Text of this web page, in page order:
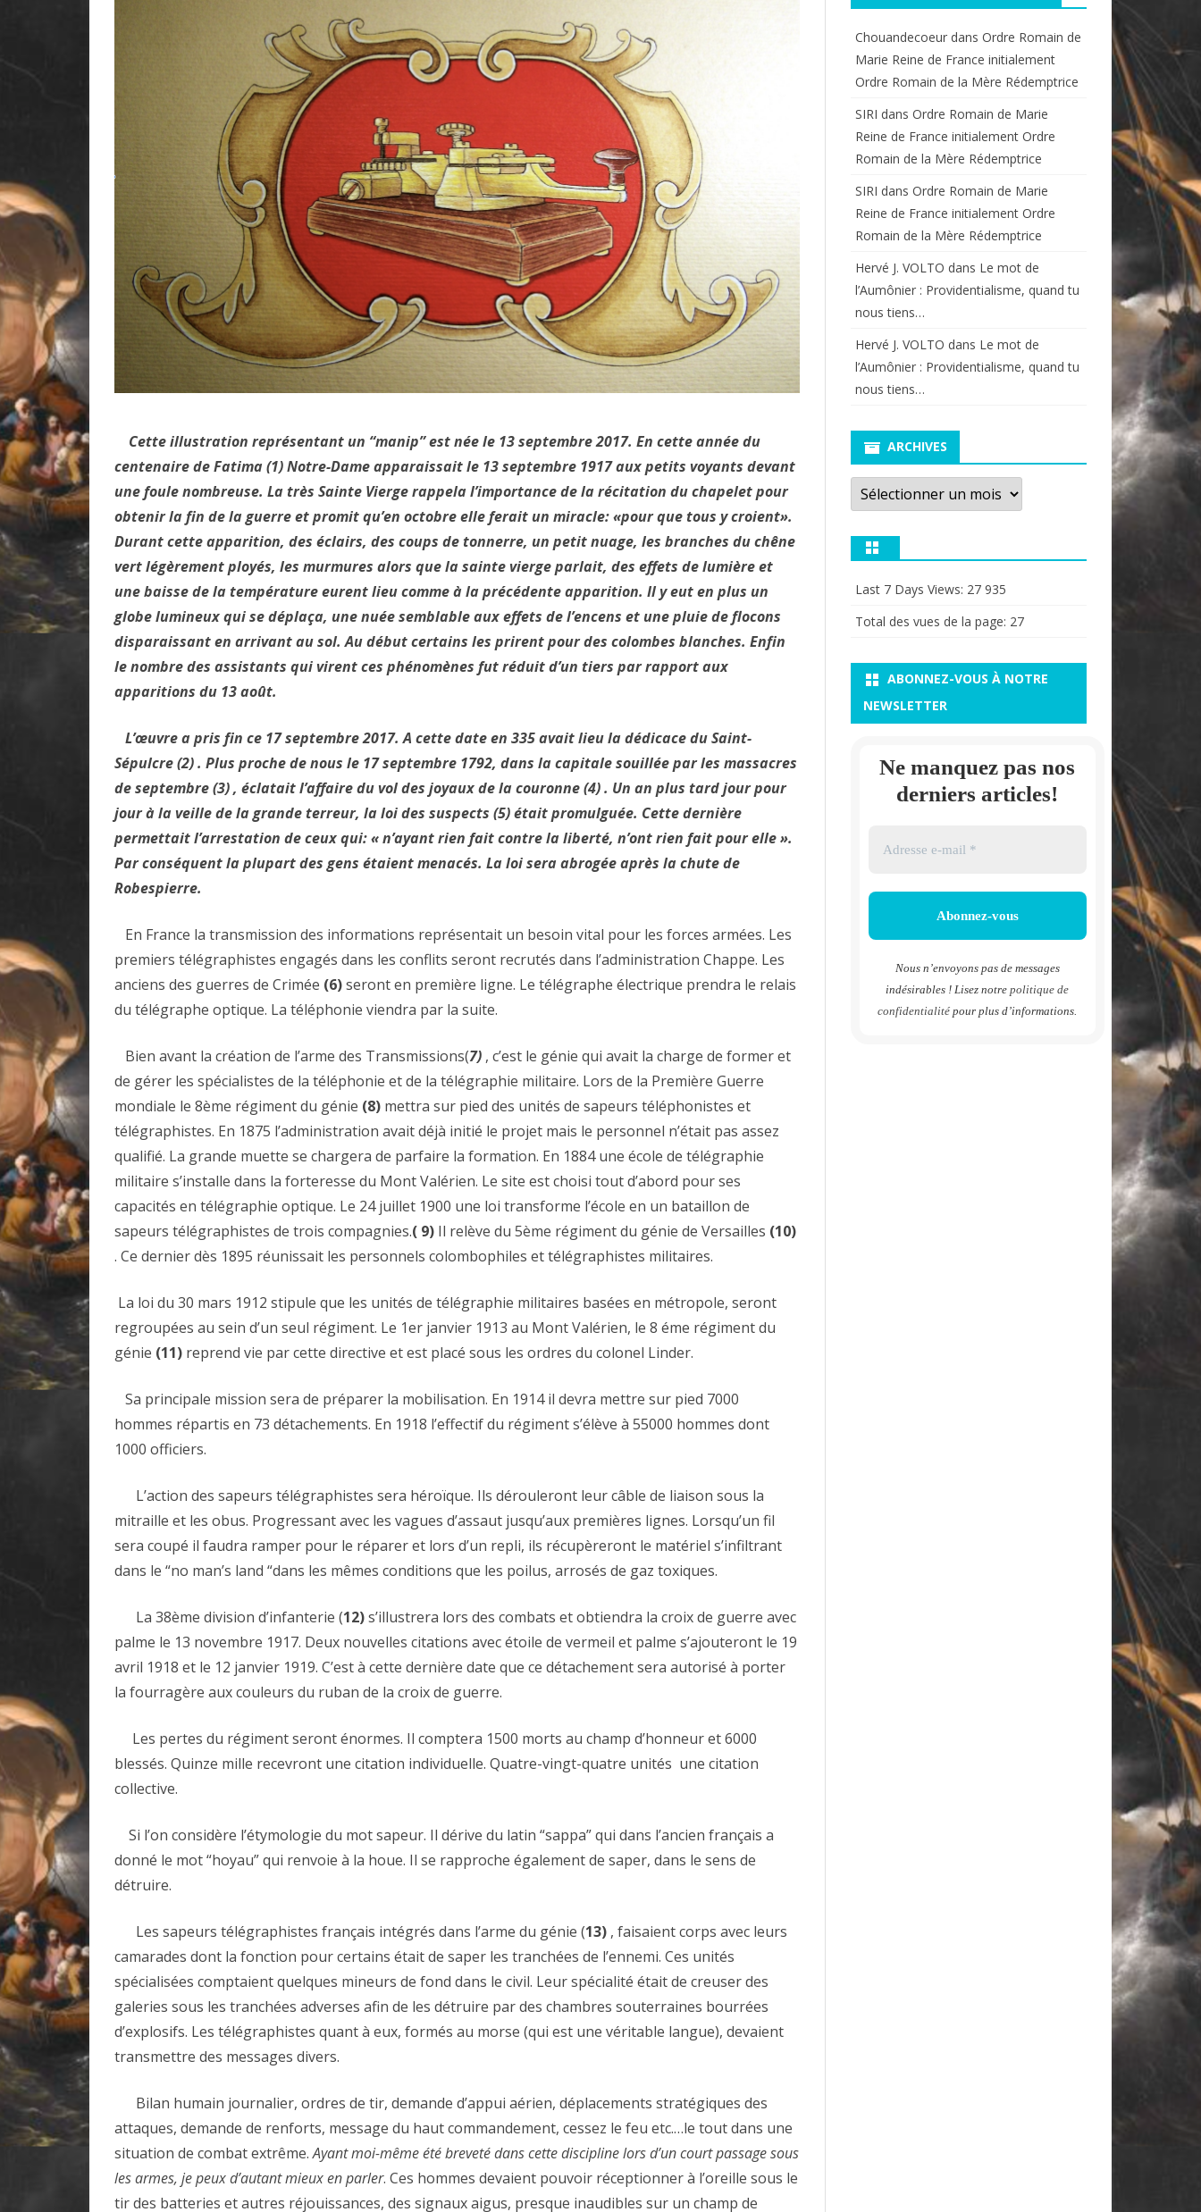
sapeurs
du
Cette illustration représentant un “manip” est née le 13 septembre 2017. En cette année du
centenaire de Fatima (1) Notre-Dame apparaissait le 13 septembre 1917 aux petits voyants devant
une foule nombreuse. La très Sainte Vierge rappela l’importance de la récitation du chapelet pour
obtenir la fin de la guerre et promit qu’en octobre elle ferait un miracle: «pour que tous y croient».
Durant cette apparition, des éclairs, des coups de tonnerre, un petit nuage, les branches du chêne
vert légèrement ployés, les murmures alors que la sainte vierge parlait, des effets de lumière et
une baisse de la température eurent lieu comme à la précédente apparition. Il y eut en plus un
globe lumineux qui se déplaça, une nuée semblable aux effets de l’encens et une pluie de flocons
disparaissant en arrivant au sol. Au début certains les prirent pour des colombes blanches. Enfin
le nombre des assistants qui virent ces phénomènes fut réduit d’un tiers par rapport aux
apparitions du 13 août.
L’œuvre a pris fin ce 17 septembre 2017. A cette date en 335 avait lieu la dédicace du Saint-
Sépulcre (2) . Plus proche de nous le 17 septembre 1792, dans la capitale souillée par les massacres
de septembre (3) , éclatait l’affaire du vol des joyaux de la couronne (4) . Un an plus tard jour pour
jour à la veille de la grande terreur, la loi des suspects (5) était promulguée. Cette dernière
permettait l’arrestation de ceux qui: « n’ayant rien fait contre la liberté, n’ont rien fait pour elle ».
Par conséquent la plupart des gens étaient menacés. La loi sera abrogée après la chute de
Robespierre.
En France la transmission des informations représentait un besoin vital pour les forces armées. Les
premiers télégraphistes engagés dans les conflits seront recrutés dans l’administration Chappe. Les
anciens des guerres de Crimée (6)seront en première ligne. Le télégraphe électrique prendra le relais
du télégraphe optique. La téléphonie viendra par la suite.
Bien avant la création de l’arme des Transmissions(7) , c’est le génie qui avait la charge de former et
de gérer les spécialistes de la téléphonie et de la télégraphie militaire. Lors de la Première Guerre
mondiale le 8ème régiment du génie (8) mettra sur pied des unités de sapeurs téléphonistes et
télégraphistes. En 1875 l’administration avait déjà initié le projet mais le personnel n’était pas assez
qualifié. La grande muette se chargera de parfaire la formation. En 1884 une école de télégraphie
militaire s’installe dans la forteresse du Mont Valérien. Le site est choisi tout d’abord pour ses
capacités en télégraphie optique. Le 24 juillet 1900 une loi transforme l’école en un bataillon de
sapeurs télégraphistes de trois compagnies.( 9) Il relève du 5ème régiment du génie de Versailles (10)
. Ce dernier dès 1895 réunissait les personnels colombophiles et télégraphistes militaires.
La loi du 30 mars 1912 stipule que les unités de télégraphie militaires basées en métropole, seront
regroupées au sein d’un seul régiment. Le 1er janvier 1913 au Mont Valérien, le 8 éme régiment du
génie (11) reprend vie par cette directive et est placé sous les ordres du colonel Linder.
Sa principale mission sera de préparer la mobilisation. En 1914 il devra mettre sur pied 7000
hommes répartis en 73 détachements. En 1918 l’effectif du régiment s’élève à 55000 hommes dont
1000 officiers.
L’action des sapeurs télégraphistes sera héroïque. Ils dérouleront leur câble de liaison sous la
mitraille et les obus. Progressant avec les vagues d’assaut jusqu’aux premières lignes. Lorsqu’un fil
sera coupé il faudra ramper pour le réparer et lors d’un repli, ils récupèreront le matériel s’infiltrant
dans le “no man’s land “dans les mêmes conditions que les poilus, arrosés de gaz toxiques.
La 38ème division d’infanterie (12)s’illustrera lors des combats et obtiendra la croix de guerre avec
palme le 13 novembre 1917. Deux nouvelles citations avec étoile de vermeil et palme s’ajouteront le 19
avril 1918 et le 12 janvier 1919. C’est à cette dernière date que ce détachement sera autorisé à porter
la fourragère aux couleurs du ruban de la croix de guerre.
Les pertes du régiment seront énormes. Il comptera 1500 morts au champ d’honneur et 6000
blessés. Quinze mille recevront une citation individuelle. Quatre-vingt-quatre unités une citation
collective.
Si l’on considère l’étymologie du mot sapeur. Il dérive du latin “sappa” qui dans l’ancien français a
donné le mot “hoyau” qui renvoie à la houe. Il se rapproche également de saper, dans le sens de
détruire.
Les sapeurs télégraphistes français intégrés dans l’arme du génie (13) , faisaient corps avec leurs
camarades dont la fonction pour certains était de saper les tranchées de l’ennemi. Ces unités
spécialisées comptaient quelques mineurs de fond dans le civil. Leur spécialité était de creuser des
galeries sous les tranchées adverses afin de les détruire par des chambres souterraines bourrées
d’explosifs. Les télégraphistes quant à eux, formés au morse (qui est une véritable langue), devaient
transmettre des messages divers.
Bilan humain journalier, ordres de tir, demande d’appui aérien, déplacements stratégiques des
attaques, demande de renforts, message du haut commandement, cessez le feu etc.…le tout dans une
situation de combat extrême.Ayant moi-même été breveté dans cette discipline lors d’un court passage sous
les armes, je peux d’autant mieux en parler. Ces hommes devaient pouvoir réceptionner à l’oreille sous le
tir des batteries et autres réjouissances, des signaux aigus, presque inaudibles sur un champ de
Chouandecoeurdans Ordre Romain de
Marie Reine de France initialement
Ordre Romain de la Mère Rédemptrice
SIRI dans Ordre Romain de Marie
Reine de France initialement Ordre
Romain de la Mère Rédemptrice
SIRI dans Ordre Romain de Marie
Reine de France initialement Ordre
Romain de la Mère Rédemptrice
Hervé J. VOLTO dans Le mot de
l’Aumônier : Providentialisme, quand tu
nous tiens…
Hervé J. VOLTO dans Le mot de
l’Aumônier : Providentialisme, quand tu
nous tiens…
ARCHIVES
Archives
Last 7 Days Views: 27 935
Total des vues de la page: 27
ABONNEZ-VOUS À NOTRE
NEWSLETTER
Ne manquez pas nos
derniers articles!
Nous n’envoyons pas de messages
indésirables ! Lisez notrepolitique de
confidentialité pour plus d’informations.